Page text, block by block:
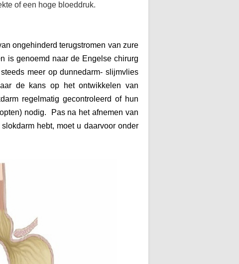
of een hoge bloeddruk.
ongehinderd terugstromen van zure
is genoemd naar de Engelse chirurg
meer op dunnedarm- slijmvlies
de kans op het ontwikkelen van
regelmatig gecontroleerd of hun
nodig. Pas na het afnemen van
hebt, moet u daarvoor onder